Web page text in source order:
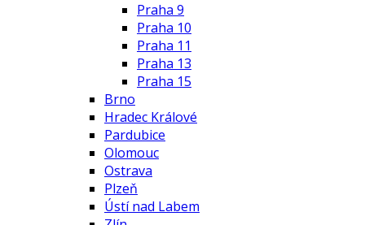
Praha 9
Praha 10
Praha 11
Praha 13
Praha 15
Brno
Hradec Králové
Pardubice
Olomouc
Ostrava
Plzeň
Ústí nad Labem